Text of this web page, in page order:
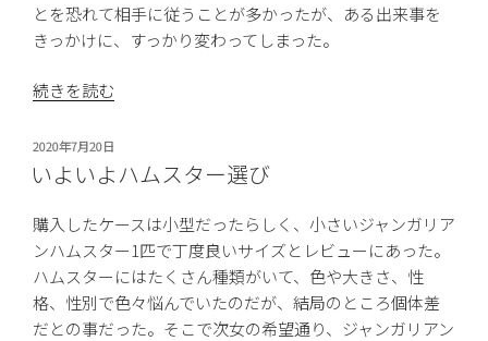
とを恐れて相手に従うことが多かったが、ある出来事を
きっかけに、すっかり変わってしまった。
“次
の
成
小
５”
の
続きを読む
投
稿
日:
2020年7月20日
いよいよハムスター選び
購入したケースは小型だったらしく、小さいジャンガリア
ンハムスター1匹で丁度良いサイズとレビューにあった。
ハムスターにはたくさん種類がいて、色や大きさ、性
格、性別で色々悩んでいたのだが、結局のところ個体差
だとの事だった。そこで次女の希望通り、ジャンガリアン